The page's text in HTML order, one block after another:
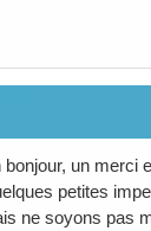
bonjour, un merci
petites
ne soyons pas